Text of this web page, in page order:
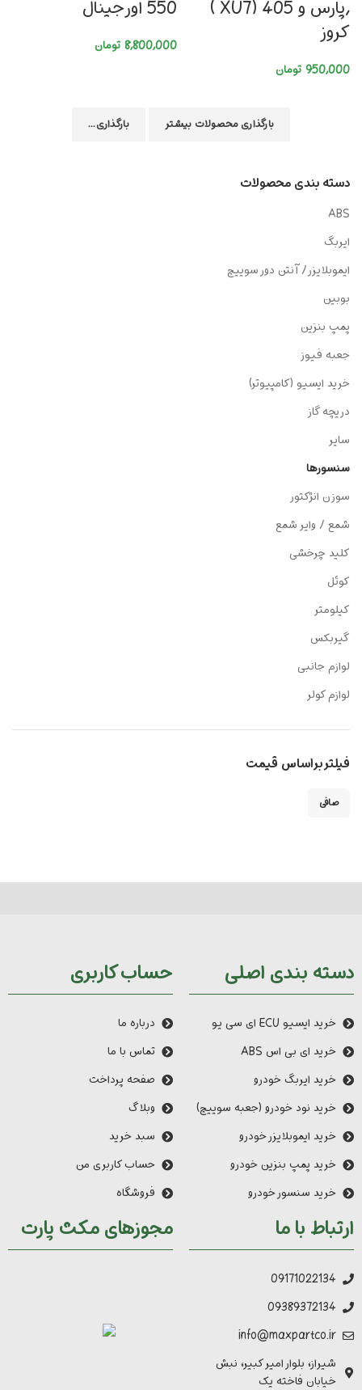
دسته بندی محصولات
ABS
ایربگ
ایموبلایزر/ آنتن دور سوییچ
بوبین
پمپ بنزین
جعبه فیوز
خرید ایسیو (کامپیوتر)
دریچه گاز
سایر
سنسورها
سوزن انژکتور
شمع / وایر شمع
کلید چرخشی
کوئل
کیلومتر
گیربکس
لوازم جانبی
لوازم کولر
فیلتر براساس قیمت
صافی
,پارس و 405 (XU7 )
کروز
950,000 تومان
550 اورجینال
8,800,000 تومان
بارگذاری محصولات بیشتر بارگذاری...
دسته بندی اصلی
خرید ایسیو ECU ای سی یو
خرید ای بی اس ABS
خرید ایربگ خودرو
خرید نود خودرو (جعبه سوییچ)
خرید ایموبلایزر خودرو
خرید پمپ بنزین خودرو
خرید سنسور خودرو
حساب کاربری
درباره ما
تماس با ما
صفحه پرداخت
وبلاگ
سبد خرید
حساب کاربری من
فروشگاه
ارتباط با ما
09171022134
09389372134
info@maxpartco.ir
شیراز، بلوار امیر کبیر، نبش
خیابان فاخته یک
مجوزهای مکث پارت